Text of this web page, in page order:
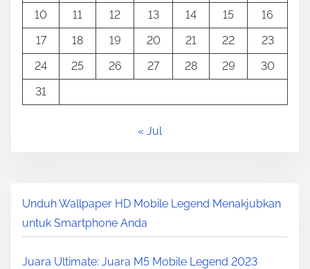
10
11 12 13 14 15
16
17
18 19 20 21 22
23
24
25 26 27 28 29
30
31
« Jul
Unduh Wallpaper HD Mobile Legend Menakjubkan
untuk Smartphone Anda
Juara Ultimate: Juara M5 Mobile Legend 2023